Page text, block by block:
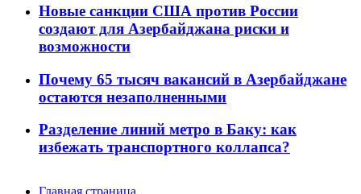
Новые санкции США против России
создают для Азербайджана риски и
возможности
Почему 65 тысяч вакансий в Азербайджане
остаются незаполненными
Разделение линий метро в Баку: как
избежать транспортного коллапса?
Главная страница